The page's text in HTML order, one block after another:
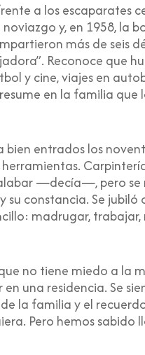
a los escaparates
y, en 1958, la
más de seis
Reconoce que
y cine, viajes en
en la familia
entrados los
—decía—, pero se
su constancia. Se
madrugar,
no tiene miedo a la
una residencia. Se
la familia y el
Pero hemos sabido